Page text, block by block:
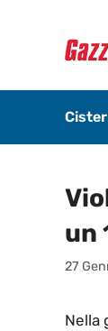
contenuto
un
27
Nella